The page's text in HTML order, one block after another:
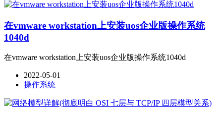
在vmware workstation上安装uos企业版操作系统
1040d
在vmware workstation上安装uos企业版操作系统1040d
2022-05-01
操作系统